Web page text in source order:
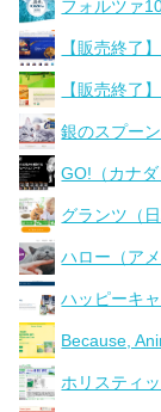
フォルツァ
【販売終了
【販売終了
銀のスプーン
GO!（カナダ
グランツ（
ハロー（アメ
ハッピーキ
Because,
ホリスティ